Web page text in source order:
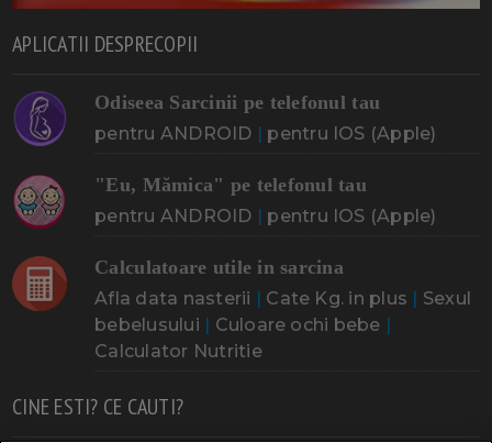
APLICATII DESPRECOPII
Odiseea Sarcinii pe telefonul tau
pentru ANDROID | pentru IOS (Apple)
"Eu, Mămica" pe telefonul tau
pentru ANDROID | pentru IOS (Apple)
Calculatoare utile in sarcina
Afla data nasterii | Cate Kg. in plus | Sexul
bebelusului | Culoare ochi bebe |
Calculator Nutritie
CINE ESTI? CE CAUTI?